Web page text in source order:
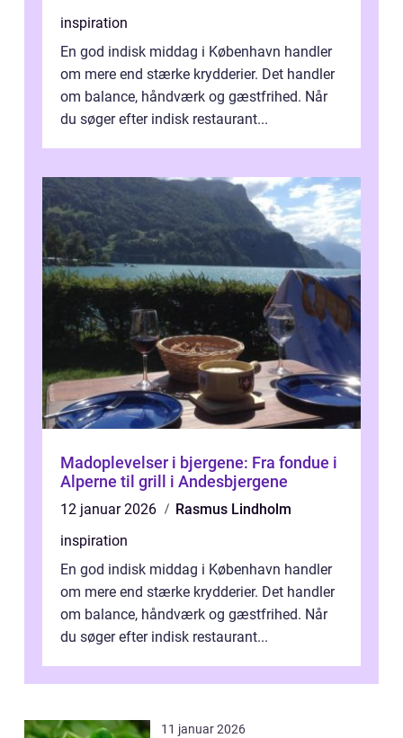
inspiration
En god indisk middag i København handler
om mere end stærke krydderier. Det handler
om balance, håndværk og gæstfrihed. Når
du søger efter indisk restaurant...
Madoplevelser i bjergene: Fra fondue i
Alperne til grill i Andesbjergene
12 januar 2026
Rasmus Lindholm
inspiration
En god indisk middag i København handler
om mere end stærke krydderier. Det handler
om balance, håndværk og gæstfrihed. Når
du søger efter indisk restaurant...
11 januar 2026